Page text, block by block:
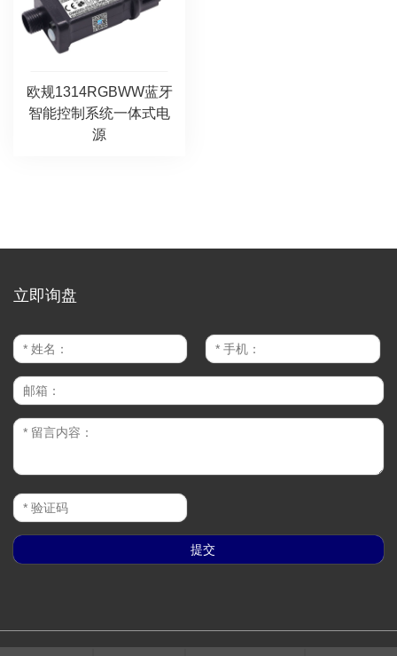
欧规1314RGBWW蓝牙
智能控制系统一体式电
源
立即询盘